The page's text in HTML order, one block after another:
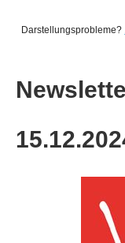
Darstellungsprobleme?
15.12